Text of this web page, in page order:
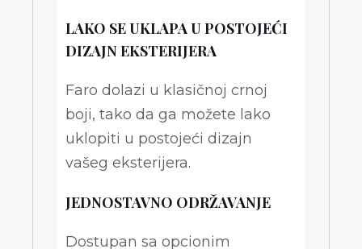
LAKO SE UKLAPA U POSTOJEĆI
DIZAJN EKSTERIJERA
Faro dolazi u klasičnoj crnoj
boji, tako da ga možete lako
uklopiti u postojeći dizajn
vašeg eksterijera.
JEDNOSTAVNO ODRŽAVANJE
Dostupan sa opcionim